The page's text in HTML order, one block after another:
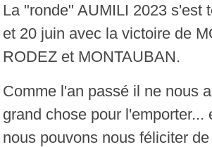
La "ronde" AUMILI 2023 s'est
et 20 juin avec la victoire de
RODEZ et MONTAUBAN.
Comme l'an passé il ne nous
grand chose pour l'emporter...
nous pouvons nous féliciter